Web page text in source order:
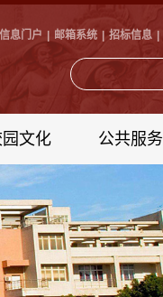
信息门户 | 邮箱系统 | 招标信息 |
文化 公共服务